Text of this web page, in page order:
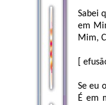
Sabei
em
Mim,
[
Se eu
É em